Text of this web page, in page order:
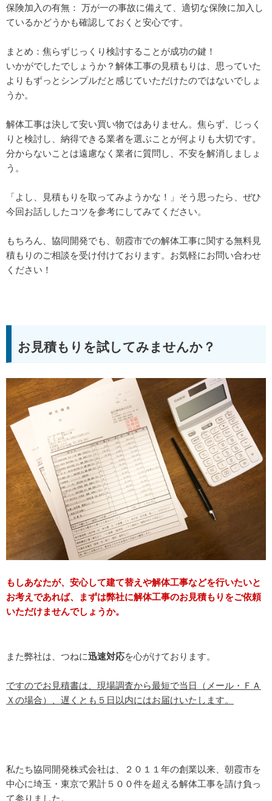
保険加入の有無： 万が一の事故に備えて、適切な保険に加入し
ているかどうかも確認しておくと安心です。
まとめ：焦らずじっくり検討することが成功の鍵！
いかがでしたでしょうか？解体工事の見積もりは、思っていた
よりもずっとシンプルだと感じていただけたのではないでしょ
うか。
解体工事は決して安い買い物ではありません。焦らず、じっく
りと検討し、納得できる業者を選ぶことが何よりも大切です。
分からないことは遠慮なく業者に質問し、不安を解消しましょ
う。
「よし、見積もりを取ってみようかな！」そう思ったら、ぜひ
今回お話ししたコツを参考にしてみてください。
もちろん、協同開発でも、朝霞市での解体工事に関する無料見
積もりのご相談を受け付けております。お気軽にお問い合わせ
ください！
お見積もりを試してみませんか？
もしあなたが、安心して建て替えや解体工事などを行いたいと
お考えであれば、まずは弊社に解体工事のお見積もりをご依頼
いただけませんでしょうか。
また弊社は、つねに迅速対応を心がけております。
ですのでお見積書は、現場調査から最短で当日（メール・ＦＡ
Ｘの場合）、遅くとも５日以内にはお届けいたします。
私たち協同開発株式会社は、２０１１年の創業以来、朝霞市を
中心に埼玉・東京で累計５００件を超える解体工事を請け負っ
て参りました。